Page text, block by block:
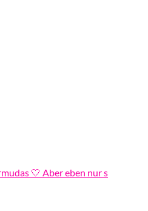
🤍 Aber eben nur s